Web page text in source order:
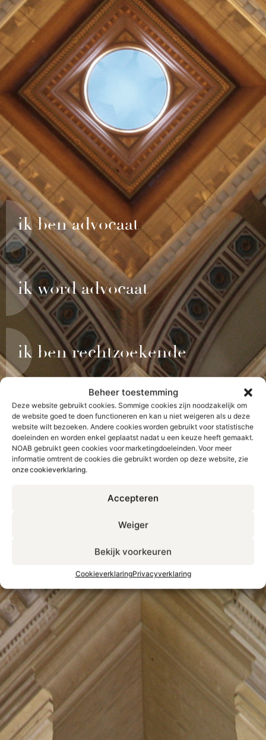
Beheer toestemming
Deze website gebruikt cookies. Sommige cookies zijn noodzakelijk om
de website goed te doen functioneren en kan u niet weigeren als u deze
website wilt bezoeken. Andere cookies worden gebruikt voor statistische
doeleinden en worden enkel geplaatst nadat u een keuze heeft gemaakt.
NOAB gebruikt geen cookies voor marketingdoeleinden. Voor meer
informatie omtrent de cookies die gebruikt worden op deze website, zie
onze cookieverklaring.
Accepteren
Weiger
Bekijk voorkeuren
CookieverklaringPrivacyverklaring
ik ben advocaat
ik word advocaat
ik ben rechtzoekende
i’m a foreign lawyer